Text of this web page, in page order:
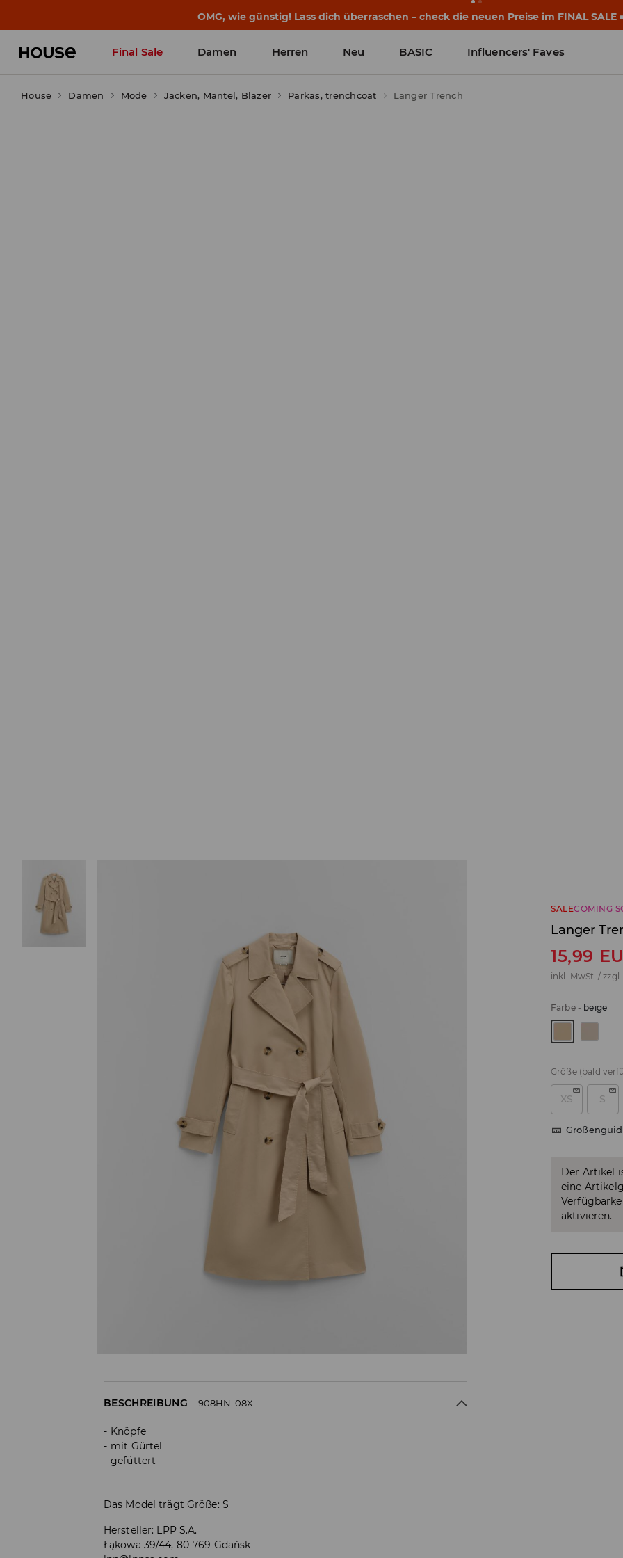
OMG, wie günstig! Lass dich überraschen – check die neuen Preise im FINAL SALE
Final Sale Damen Herren Neu BASIC Influencers' Faves
House Damen Mode Jacken, Mäntel, Blazer Parkas, trenchcoat Langer Trench
SALECOMING
Langer
15,99
inkl. MwSt. / zzgl.
Farbe- beige
Größe (bald
XS S
Der Artikel
eine
aktivieren.
BESCHREIBUNG 908HN-08X
Knöpfe
mit Gürtel
gefüttert
Das Model trägt Größe: S
Hersteller: LPP S.A.
Łąkowa 39/44, 80-769 Gdańsk